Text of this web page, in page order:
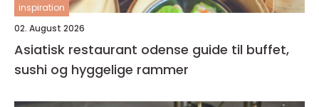
inspiration
02. August 2026
Asiatisk restaurant odense guide til buffet,
sushi og hyggelige rammer